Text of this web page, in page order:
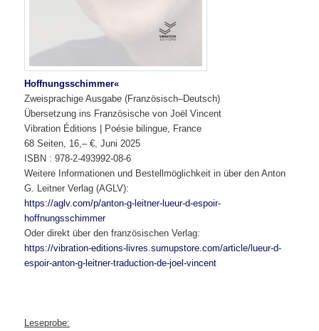
Hoffnungsschimmer«
Zweisprachige Ausgabe (Französisch–Deutsch)
Übersetzung ins Französische von Joël Vincent
Vibration Éditions | Poésie bilingue, France
68 Seiten, 16,– €, Juni 2025
ISBN : 978-2-493992-08-6
Weitere Informationen und Bestellmöglichkeit in über den Anton
G. Leitner Verlag (AGLV):
https://aglv.com/p/anton-g-leitner-lueur-d-espoir-
hoffnungsschimmer
Oder direkt über den französischen Verlag:
https://vibration-editions-livres.sumupstore.com/article/lueur-d-
espoir-anton-g-leitner-traduction-de-joel-vincent
Leseprobe: